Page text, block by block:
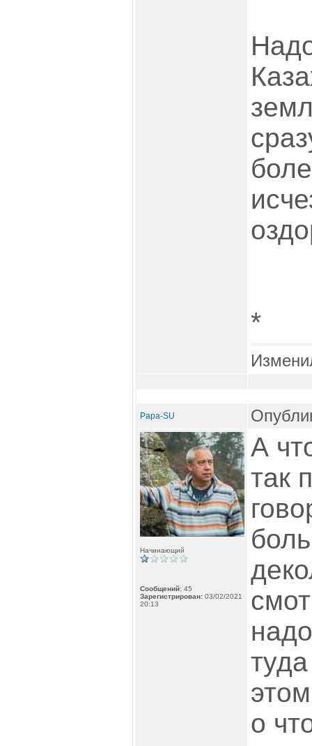
*
Papa-SU
Начинающий
Сообщений: 45
Зарегистрирован: 03/02/2021
20:13
А
так
о